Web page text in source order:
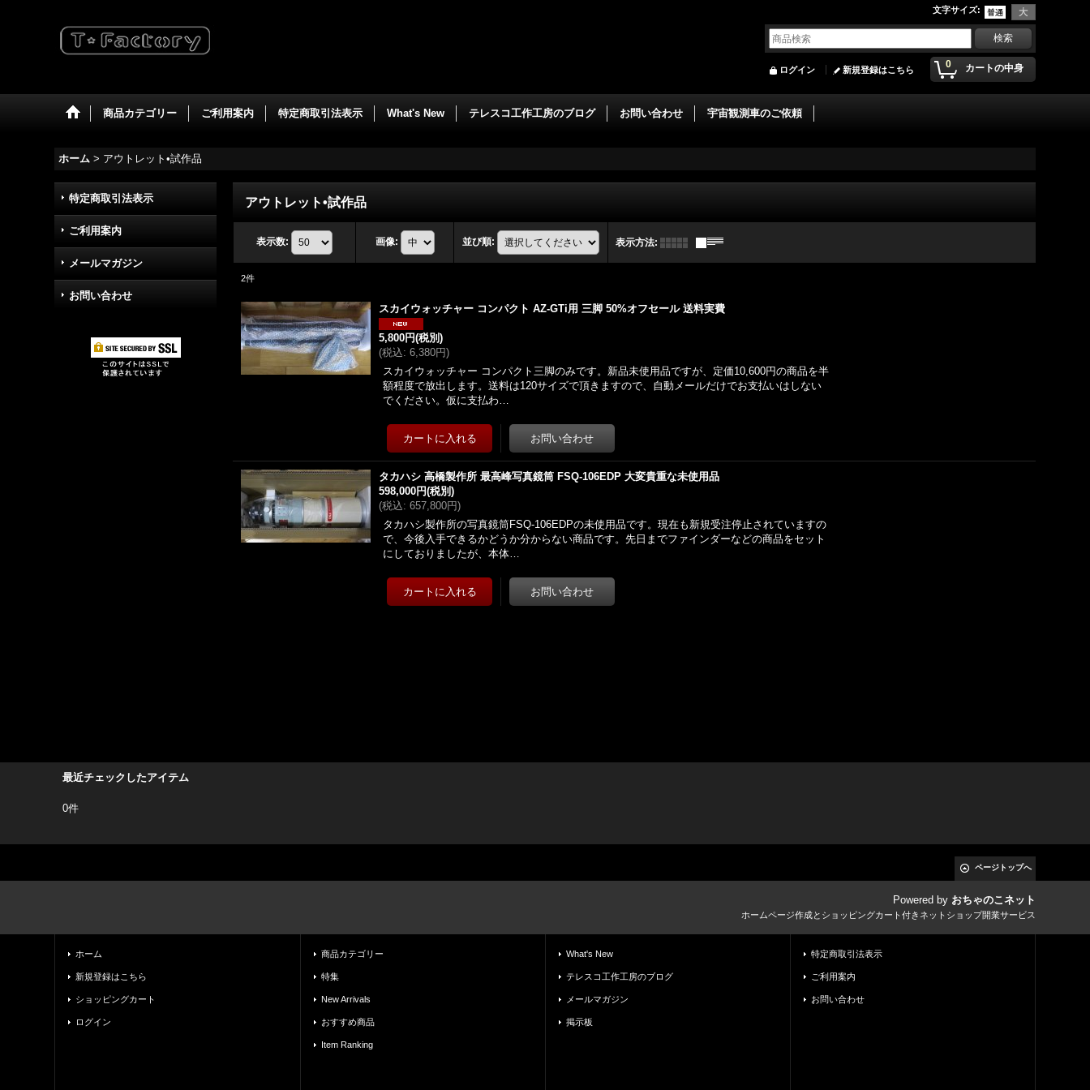
文字サイズ:
0 カートの中身
ログイン 新規登録はこちら
商品カテゴリー ご利用案内 特定商取引法表示 What's New テレスコ工作工房のブログ お問い合わせ 宇宙観測車のご依頼
ホーム > アウトレット•試作品
特定商取引法表示
ご利用案内
メールマガジン
お問い合わせ
アウトレット•試作品
表示数: 画像: 並び順: 表示方法:
2件
スカイウォッチャー コンパクト AZ-GTi用 三脚 50%オフセール 送料実費
5,800円(税別)
(税込: 6,380円)
スカイウォッチャー コンパクト三脚のみです。新品未使用品ですが、定価10,600円の商品を半
額程度で放出します。送料は120サイズで頂きますので、自動メールだけでお支払いはしない
でください。仮に支払わ…
タカハシ 高橋製作所 最高峰写真鏡筒 FSQ-106EDP 大変貴重な未使用品
598,000円(税別)
(税込: 657,800円)
タカハシ製作所の写真鏡筒FSQ-106EDPの未使用品です。現在も新規受注停止されていますの
で、今後入手できるかどうか分からない商品です。先日までファインダーなどの商品をセット
にしておりましたが、本体…
最近チェックしたアイテム
0件
ページトップへ
Powered by おちゃのこネット
ホームページ作成とショッピングカート付きネットショップ開業サービス
ホーム
新規登録はこちら
ショッピングカート
ログイン
商品カテゴリー
特集
New Arrivals
おすすめ商品
Item Ranking
What's New
テレスコ工作工房のブログ
メールマガジン
掲示板
特定商取引法表示
ご利用案内
お問い合わせ